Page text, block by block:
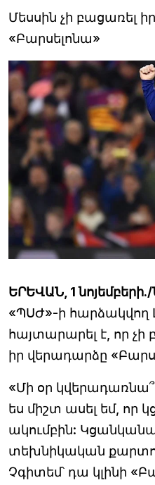
Մեսսին չի բացառել
«Բարսելոնա»
ԵՐԵՎԱՆ, 1
«ՊՍԺ»-ի հարձակվող
հայտարարել է, որ
իր վերադարձը
«Մի օր
ես միշտ ասել եմ, որ
ակումբին:
տեխնիկական
Չգիտեմ՝ դա կլինի